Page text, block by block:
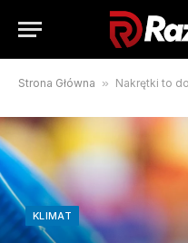
Strona Główna » Nakrętki to
KLIMAT